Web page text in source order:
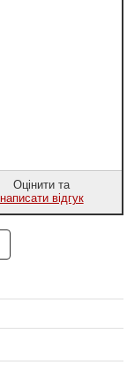
Оцінити та
написати відгук